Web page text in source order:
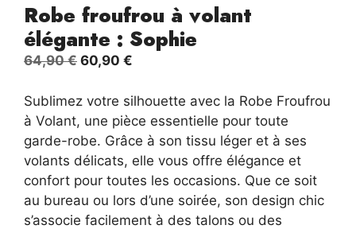
Robe froufrou à volant
élégante : Sophie
64,90€ Le
initial
était :
64,90 €.
60,90 €
actuel
est :
60,90 €.
Sublimez votre silhouette avec la Robe Froufrou
à Volant, une pièce essentielle pour toute
garde-robe. Grâce à son tissu léger et à ses
volants délicats, elle vous offre élégance et
confort pour toutes les occasions. Que ce soit
au bureau ou lors d’une soirée, son design chic
s’associe facilement à des talons ou des